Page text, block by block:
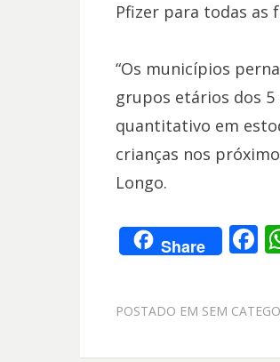
Pfizer para todas as
“Os municípios
grupos etários dos 5
quantitativo em
crianças nos
Longo.
Share F
b
o
POSTADO EM SEM